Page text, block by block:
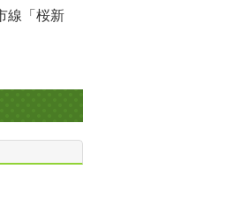
線「桜新